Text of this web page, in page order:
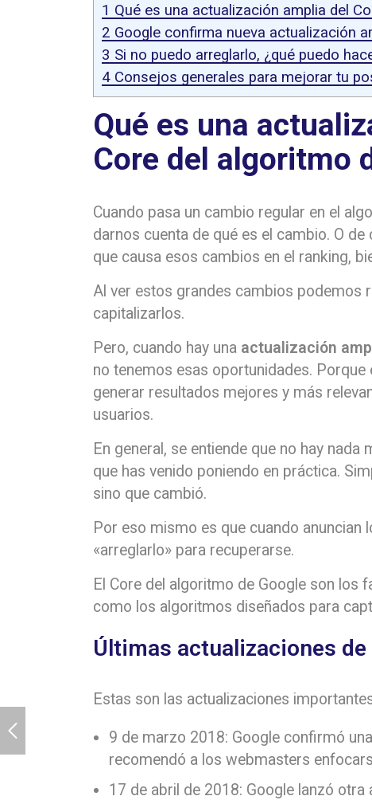
1 Qué es una actualización amplia del
2 Google confirma nueva actualización
3 Si no puedo arreglarlo, ¿qué puedo
4 Consejos generales para mejorar tu
Qué es una
Core del algoritmo
Cuando pasa un cambio regular en el
darnos cuenta de qué es el cambio. O
que causa esos cambios en el ranking,
Al ver estos grandes cambios podemos
capitalizarlos.
Pero, cuando hay una actualización
no tenemos esas oportunidades.
generar resultados mejores y más
usuarios.
En general, se entiende que no hay
que has venido poniendo en práctica.
sino que cambió.
Por eso mismo es que cuando
«arreglarlo» para recuperarse.
El Core del algoritmo de Google son los
como los algoritmos diseñados para
Últimas actualizaciones de
Estas son las actualizaciones
9 de marzo 2018: Google confirmó
recomendó a los webmasters
17 de abril de 2018: Google lanzó